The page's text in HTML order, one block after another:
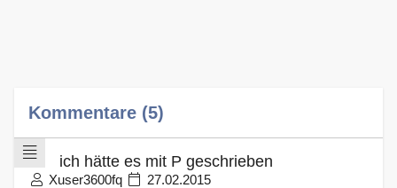
Kommentare (5)
ich hätte es mit P geschrieben
Xuser3600fq 27.02.2015